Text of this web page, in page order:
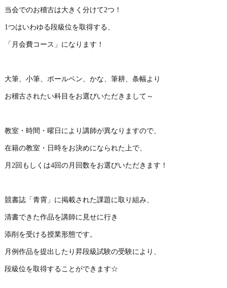
当会でのお稽古は大きく分けて2つ！
1つはいわゆる段級位を取得する、
「月会費コース」になります！
大筆、小筆、ボールペン、かな、筆耕、条幅より
お稽古されたい科目をお選びいただきまして～
教室・時間・曜日により講師が異なりますので、
在籍の教室・日時をお決めになられた上で、
月2回もしくは4回の月回数をお選びいただきます！
競書誌「青霄」に掲載された課題に取り組み、
清書できた作品を講師に見せに行き
添削を受ける授業形態です。
月例作品を提出したり昇段級試験の受験により、
段級位を取得することができます☆